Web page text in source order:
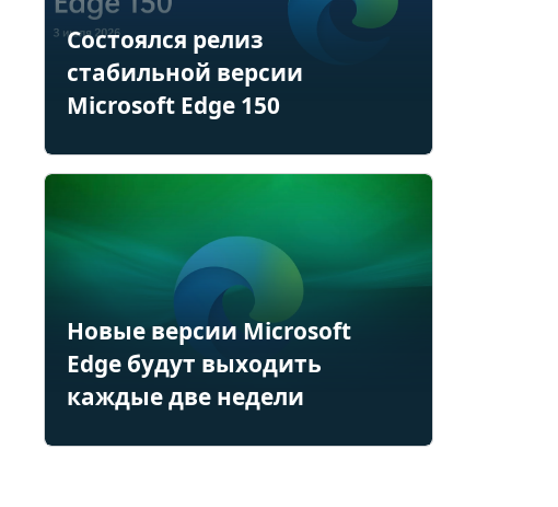
Состоялся релиз
стабильной версии
Microsoft Edge 150
Новые версии Microsoft
Edge будут выходить
каждые две недели